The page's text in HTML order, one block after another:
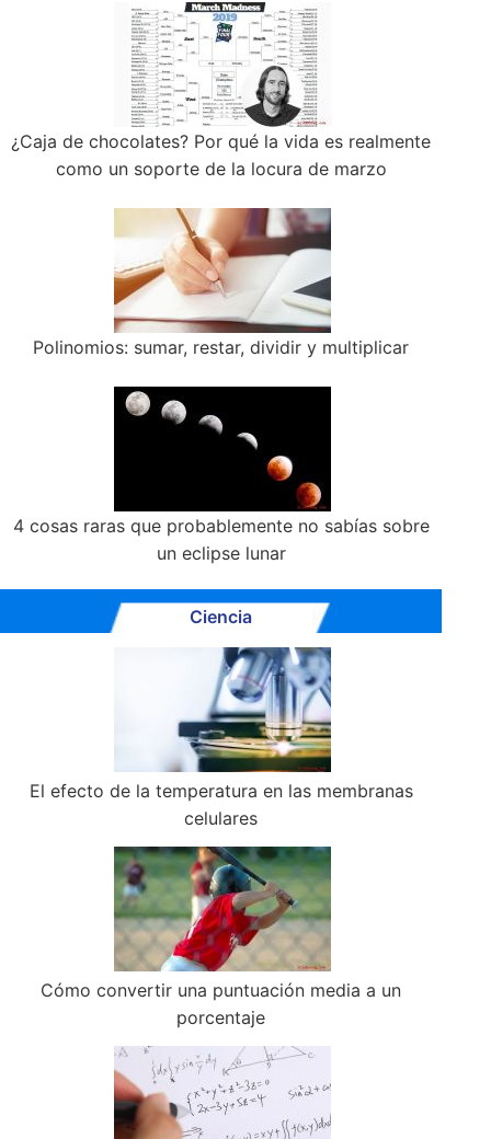
¿Caja de chocolates? Por qué la vida es realmente
como un soporte de la locura de marzo
Polinomios: sumar, restar, dividir y multiplicar
4 cosas raras que probablemente no sabías sobre
un eclipse lunar
Ciencia
El efecto de la temperatura en las membranas
celulares
Cómo convertir una puntuación media a un
porcentaje